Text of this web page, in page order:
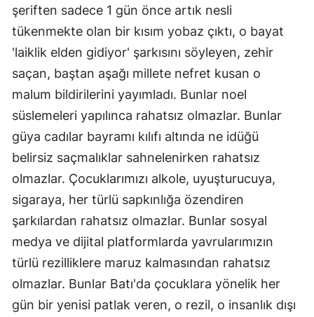
şeriften sadece 1 gün önce artık nesli
tükenmekte olan bir kısım yobaz çıktı, o bayat
'laiklik elden gidiyor' şarkısını söyleyen, zehir
saçan, baştan aşağı millete nefret kusan o
malum bildirilerini yayımladı. Bunlar noel
süslemeleri yapılınca rahatsız olmazlar. Bunlar
güya cadılar bayramı kılıfı altında ne idüğü
belirsiz saçmalıklar sahnelenirken rahatsız
olmazlar. Çocuklarımızı alkole, uyuşturucuya,
sigaraya, her türlü sapkınlığa özendiren
şarkılardan rahatsız olmazlar. Bunlar sosyal
medya ve dijital platformlarda yavrularımızın
türlü rezilliklere maruz kalmasından rahatsız
olmazlar. Bunlar Batı'da çocuklara yönelik her
gün bir yenisi patlak veren, o rezil, o insanlık dışı